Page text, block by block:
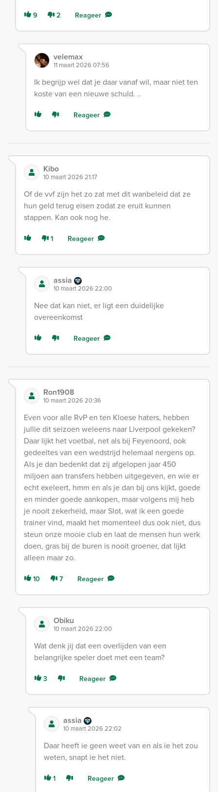
9 2 Reageer
velemax
11 maart 2026 07:56
Ik begrijp wel dat je daar vanaf wil, maar niet ten
koste van een nieuwe schuld. ..
Reageer
Kibo
10 maart 2026 21:17
Of de vvf zijn het zo zat met dit wanbeleid dat ze
hun geld terug eisen zodat ze eruit kunnen
stappen. Kan ook nog he.
1 Reageer
assia
10 maart 2026 22:00
Nee dat kan niet, er ligt een duidelijke
overeenkomst
Reageer
Ron1908
10 maart 2026 20:36
Even voor alle RvP en ten Kloese haters, hebben
jullie dit seizoen weleens naar Liverpool gekeken?
Daar lijkt het voetbal, net als bij Feyenoord, ook
gedeeltes van een wedstrijd helemaal nergens op.
Als je dan bedenkt dat zij afgelopen jaar 450
miljoen aan transfers hebben uitgegeven, en wie er
echt exeleert, hmm en als je dan bij ons kijkt, goede
en minder goede aankopen, maar volgens mij heb
je nooit zekerheid, maar Slot, wat ik een goede
trainer vind, maakt het momenteel dus ook niet, dus
steun onze mooie club en laat de mensen hun werk
doen, gras bij de buren is nooit groener, dat lijkt
alleen maar zo.
10 7 Reageer
Obiku
10 maart 2026 22:00
Wat denk jij dat een overlijden van een
belangrijke speler doet met een team?
3 Reageer
assia
10 maart 2026 22:02
Daar heeft ie geen weet van en als ie het zou
weten, snapt ie het niet.
1 Reageer